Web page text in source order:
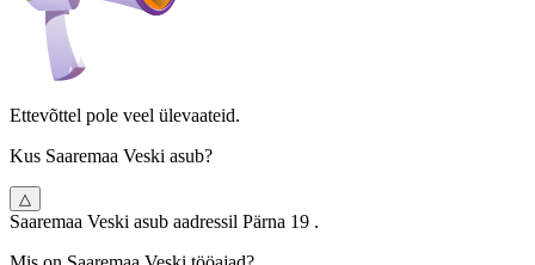
Ettevõttel pole veel ülevaateid.
Kus Saaremaa Veski asub?
△
Saaremaa Veski asub aadressil Pärna 19 .